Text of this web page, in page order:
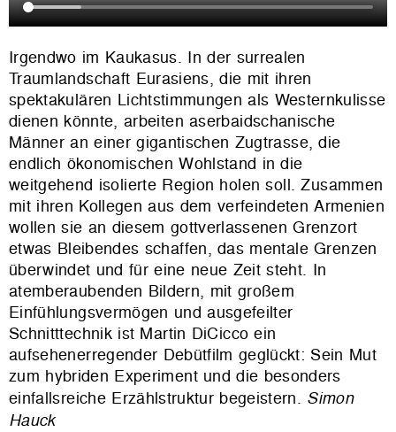
Irgendwo im Kaukasus. In der surrealen
Traumlandschaft Eurasiens, die mit ihren
spektakulären Lichtstimmungen als Westernkulisse
dienen könnte, arbeiten aserbaidschanische
Männer an einer gigantischen Zugtrasse, die
endlich ökonomischen Wohlstand in die
weitgehend isolierte Region holen soll. Zusammen
mit ihren Kollegen aus dem verfeindeten Armenien
wollen sie an diesem gottverlassenen Grenzort
etwas Bleibendes schaffen, das mentale Grenzen
überwindet und für eine neue Zeit steht. In
atemberaubenden Bildern, mit großem
Einfühlungsvermögen und ausgefeilter
Schnitttechnik ist Martin DiCicco ein
aufsehenerregender Debütfilm geglückt: Sein Mut
zum hybriden Experiment und die besonders
einfallsreiche Erzählstruktur begeistern. Simon
Hauck